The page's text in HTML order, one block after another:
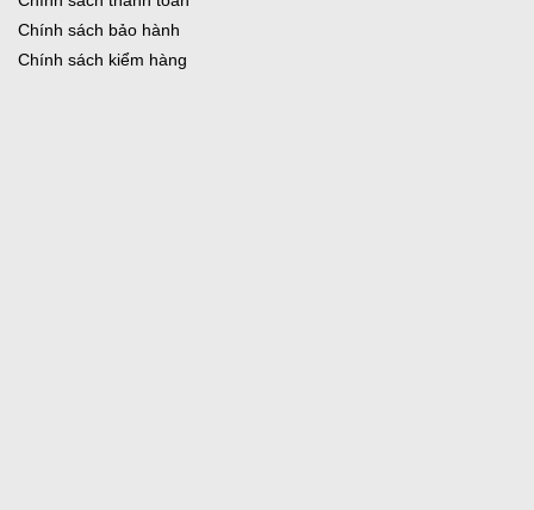
Chính sách bảo hành
Chính sách kiểm hàng